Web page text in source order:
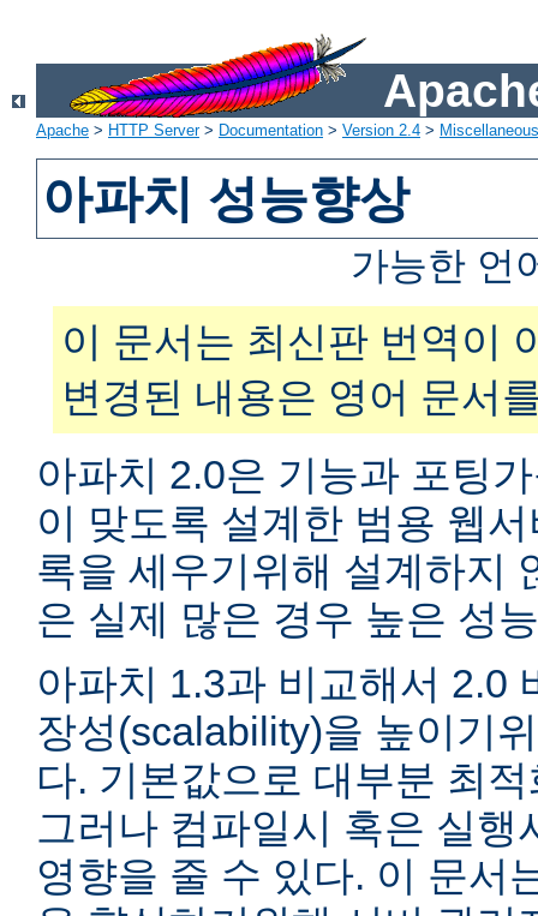
Apache > HTTP Server> Documentation > Version 2.4 >
아파치 성능향상
가능한 언
이 문서는 최신판 번역이
변경된 내용은 영어 문서
아파치 2.0은 기능과 포팅
이 맞도록 설계한 범용 웹
록을 세우기위해 설계하지
은 실제 많은 경우 높은 성
아파치 1.3과 비교해서 2.0
장성(scalability)을 높이기
다. 기본값으로 대부분 최
그러나 컴파일시 혹은 실행
영향을 줄 수 있다. 이 문서